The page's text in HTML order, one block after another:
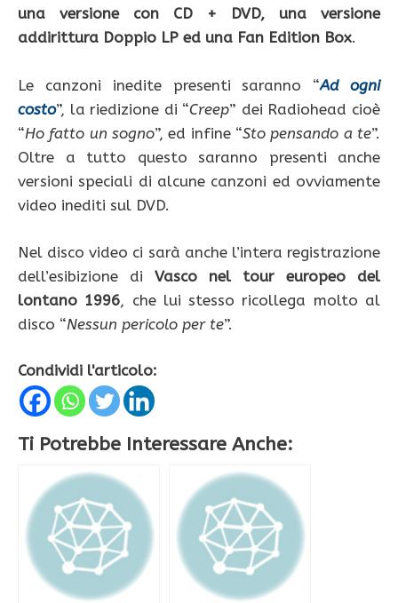
una versione con CD + DVD, una versione
addirittura Doppio LP ed una Fan Edition Box.
Le canzoni inedite presenti saranno “Ad ogni
costo”, la riedizione di “Creep” dei Radiohead cioè
“Ho fatto un sogno”, ed infine “Sto pensando a te”.
Oltre a tutto questo saranno presenti anche
versioni speciali di alcune canzoni ed ovviamente
video inediti sul DVD.
Nel disco video ci sarà anche l’intera registrazione
dell’esibizione di Vasco nel tour europeo del
lontano 1996, che lui stesso ricollega molto al
disco “Nessun pericolo per te”.
Condividi l'articolo:
Ti Potrebbe Interessare Anche: